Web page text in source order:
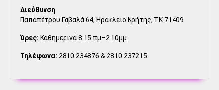
Διεύθυνση
Παπαπέτρου Γαβαλά 64, Ηράκλειο Κρήτης, ΤΚ 71409
Ώρες: Καθημερινά 8:15 πμ–2:10μμ
Τηλέφωνα: 2810 234876 & 2810 237215